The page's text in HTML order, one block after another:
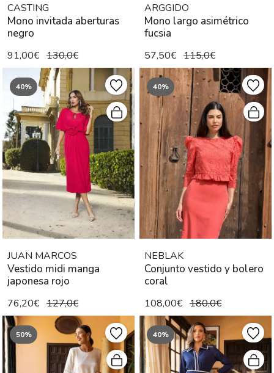
CASTING
Mono invitada aberturas
negro
91,00€ 130,0€
ARGGIDO
Mono largo asimétrico
fucsia
57,50€ 115,0€
40%
JUAN MARCOS
Vestido midi manga
japonesa rojo
76,20€ 127,0€
40%
NEBLAK
Conjunto vestido y bolero
coral
108,00€ 180,0€
50% 40%